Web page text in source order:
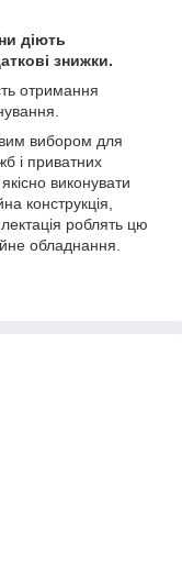
діють
знижки.
отримання
вибором для
і приватних
виконувати
конструкція,
роблять цю
обладнання.